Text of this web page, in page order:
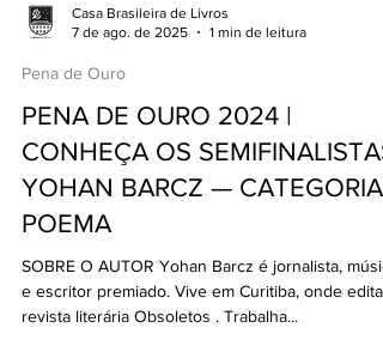
7 de ago. de 2025
Pena de Ouro
PENA DE OURO 2024 |
CONHEÇA OS
YOHAN BARCZ — CATEGORIA
POEMA
SOBRE O AUTOR Yohan Barcz é jornalista,